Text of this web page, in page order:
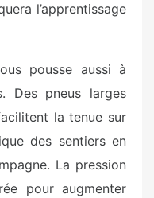
l’apprentissage
pousse aussi à
Des pneus larges
la tenue sur
des sentiers en
La pression
pour augmenter